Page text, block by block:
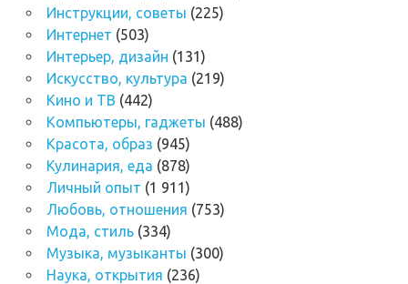
Инструкции, советы (225)
Интернет (503)
Интерьер, дизайн (131)
Искусство, культура (219)
Кино и ТВ (442)
Компьютеры, гаджеты (488)
Красота, образ (945)
Кулинария, еда (878)
Личный опыт (1 911)
Любовь, отношения (753)
Мода, стиль(334)
Музыка, музыканты (300)
Наука, открытия (236)